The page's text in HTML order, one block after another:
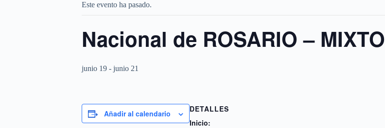
Este evento ha pasado.
Nacional de ROSARIO – MIXTO
junio 19 - junio 21
Añadir al calendario
DETALLES
Inicio: